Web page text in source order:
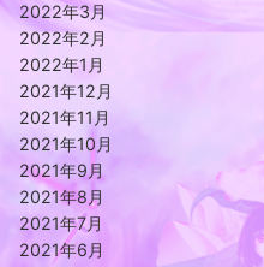
2022年3月
2022年2月
2022年1月
2021年12月
2021年11月
2021年10月
2021年9月
2021年8月
2021年7月
2021年6月